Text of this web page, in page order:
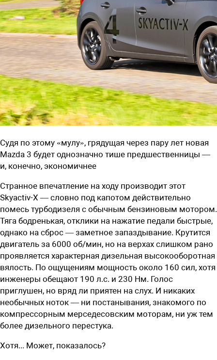
Судя по этому «мулу», грядущая через пару лет новая
Mazda 3 будет однозначно ­тише предшественницы —
и, конечно, экономичнее
Странное впечатление на ходу производит этот
Skyactiv-X — словно под капотом действительно
помесь турбодизеля с обычным бензиновым мотором.
Тяга бодренькая, отклики на нажатие педали быстрые,
однако на сброс — заметное запаздывание. Крутится
двигатель за 6000 об/мин, но на верхах слишком рано
проявляется характерная дизельная высокооборотная
вялость. По ощущениям мощность около 160 сил, хотя
инженеры обещают 190 л.с. и 230 Нм. Голос
приглушен, но вряд ли приятен на слух. И никаких
необычных ноток — ни постанывания, знакомого по
компрессорным мерседесовским моторам, ни уж тем
более дизельного перестука.
Хотя... Может, показалось?